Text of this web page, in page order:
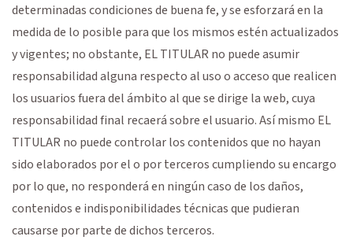
determinadas condiciones de buena fe, y se esforzará en la
medida de lo posible para que los mismos estén actualizados
y vigentes; no obstante, EL TITULAR no puede asumir
responsabilidad alguna respecto al uso o acceso que realicen
los usuarios fuera del ámbito al que se dirige la web, cuya
responsabilidad final recaerá sobre el usuario. Así mismo EL
TITULAR no puede controlar los contenidos que no hayan
sido elaborados por el o por terceros cumpliendo su encargo
por lo que, no responderá en ningún caso de los daños,
contenidos e indisponibilidades técnicas que pudieran
causarse por parte de dichos terceros.